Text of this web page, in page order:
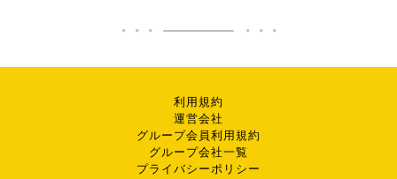
利用規約
運営会社
グループ会員利用規約
グループ会社一覧
プライバシーポリシー